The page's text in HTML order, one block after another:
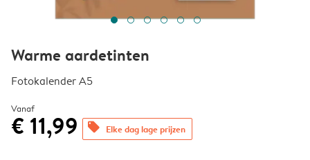
Warme aardetinten
Fotokalender A5
Vanaf
€ 11,99 offers Elke dag lage prijzen